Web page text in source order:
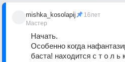
mishka_kosolapij
Мастер
16лет
Начать.
Особенно когда
баста! находится с т о л